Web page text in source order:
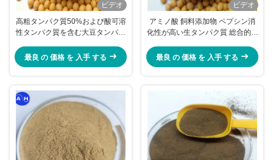
ビデオ
高粗タンパク質50%および酸可溶
性タンパク質を含む大豆タンパク
ードおよび家畜飼料用
最良 の 価格 を 入手 する
ビデオ
アミノ酸 飼料添加物 ペプシン消
化性が高い生タンパク質 総合的な
最良 の 価格 を 入手 する